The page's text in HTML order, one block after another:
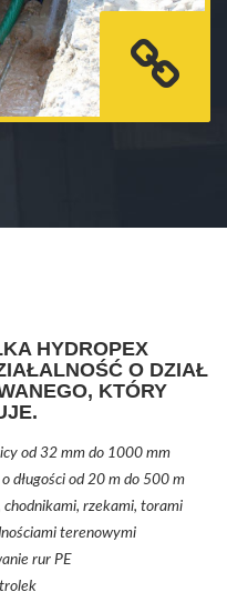
HYDROPEX
O DZIAŁ
KTÓRY
od 32 mm do 1000 mm
długości od 20 m do 500 m
rzekami, torami
terenowymi
rur PE